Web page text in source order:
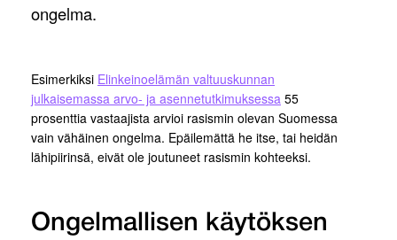
ongelma.
Esimerkiksi Elinkeinoelämän valtuuskunnan
julkaisemassa arvo- ja asennetutkimuksessa 55
prosenttia vastaajista arvioi rasismin olevan Suomessa
vain vähäinen ongelma. Epäilemättä he itse, tai heidän
lähipiirinsä, eivät ole joutuneet rasismin kohteeksi.
Ongelmallisen käytöksen